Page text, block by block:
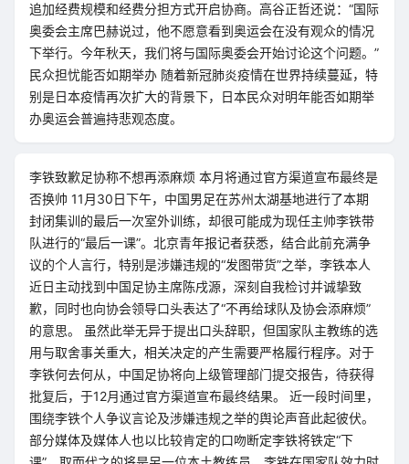
追加经费规模和经费分担方式开启协商。高谷正哲还说：“国际
奥委会主席巴赫说过，他不愿意看到奥运会在没有观众的情况
下举行。今年秋天，我们将与国际奥委会开始讨论这个问题。”
民众担忧能否如期举办 随着新冠肺炎疫情在世界持续蔓延，特
别是日本疫情再次扩大的背景下，日本民众对明年能否如期举
办奥运会普遍持悲观态度。
李铁致歉足协称不想再添麻烦 本月将通过官方渠道宣布最终是
否换帅 11月30日下午，中国男足在苏州太湖基地进行了本期
封闭集训的最后一次室外训练，却很可能成为现任主帅李铁带
队进行的“最后一课”。北京青年报记者获悉，结合此前充满争
议的个人言行，特别是涉嫌违规的“发图带货”之举，李铁本人
近日主动找到中国足协主席陈戌源，深刻自我检讨并诚挚致
歉，同时也向协会领导口头表达了“不再给球队及协会添麻烦”
的意思。 虽然此举无异于提出口头辞职，但国家队主教练的选
用与取舍事关重大，相关决定的产生需要严格履行程序。对于
李铁何去何从，中国足协将向上级管理部门提交报告，待获得
批复后，于12月通过官方渠道宣布最终结果。 近一段时间里，
围绕李铁个人争议言论及涉嫌违规之举的舆论声音此起彼伏。
部分媒体及媒体人也以比较肯定的口吻断定李铁将铁定“下